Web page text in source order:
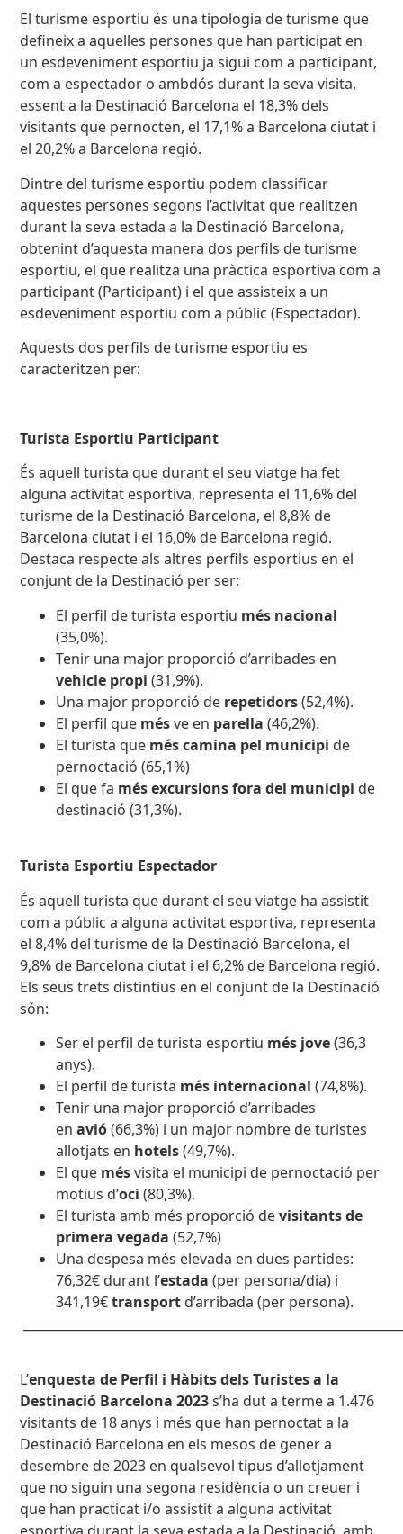
El turisme esportiu és una tipologia de turisme que
defineix a aquelles persones que han participat en
un esdeveniment esportiu ja sigui com a participant,
com a espectador o ambdós durant la seva visita,
essent a la Destinació Barcelona el 18,3% dels
visitants que pernocten, el 17,1% a Barcelona ciutat i
el 20,2% a Barcelona regió.
Dintre del turisme esportiu podem classificar
aquestes persones segons l’activitat que realitzen
durant la seva estada a la Destinació Barcelona,
obtenint d’aquesta manera dos perfils de turisme
esportiu, el que realitza una pràctica esportiva com a
participant (Participant) i el que assisteix a un
esdeveniment esportiu com a públic (Espectador).
Aquests dos perfils de turisme esportiu es
caracteritzen per:
Turista Esportiu Participant
És aquell turista que durant el seu viatge ha fet
alguna activitat esportiva, representa el 11,6% del
turisme de la Destinació Barcelona, el 8,8% de
Barcelona ciutat i el 16,0% de Barcelona regió.
Destaca respecte als altres perfils esportius en el
conjunt de la Destinació per ser:
El perfil de turista esportiu més nacional
(35,0%).
Tenir una major proporció d’arribades en
vehicle propi(31,9%).
Una major proporció de repetidors(52,4%).
El perfil que mésve en parella(46,2%).
El turista que més camina pel municipi de
pernoctació (65,1%)
El que fa més excursions fora del municipi de
destinació (31,3%).
Turista Esportiu Espectador
És aquell turista que durant el seu viatge ha assistit
com a públic a alguna activitat esportiva, representa
el 8,4% del turisme de la Destinació Barcelona, el
9,8% de Barcelona ciutat i el 6,2% de Barcelona regió.
Els seus trets distintius en el conjunt de la Destinació
són:
Ser el perfil de turista esportiu més jove (36,3
anys).
El perfil de turista més internacional (74,8%).
Tenir una major proporció d’arribades
enavió(66,3%) i un major nombre de turistes
allotjats en hotels(49,7%).
El que mésvisita el municipi de pernoctació per
motius d’oci(80,3%).
El turista amb més proporció devisitants de
primera vegada (52,7%)
Una despesa més elevada en dues partides:
76,32€ durant l’estada(per persona/dia) i
341,19€transport d’arribada (per persona).
L’enquesta de Perfil i Hàbits dels Turistes a la
Destinació Barcelona 2023s’ha dut a termea 1.476
visitants de 18 anys i més que han pernoctat a la
Destinació Barcelona en els mesos de gener a
desembre de 2023 en qualsevol tipus d’allotjament
que no siguin una segona residència o un creuer i
que han practicat i/o assistit a alguna activitat